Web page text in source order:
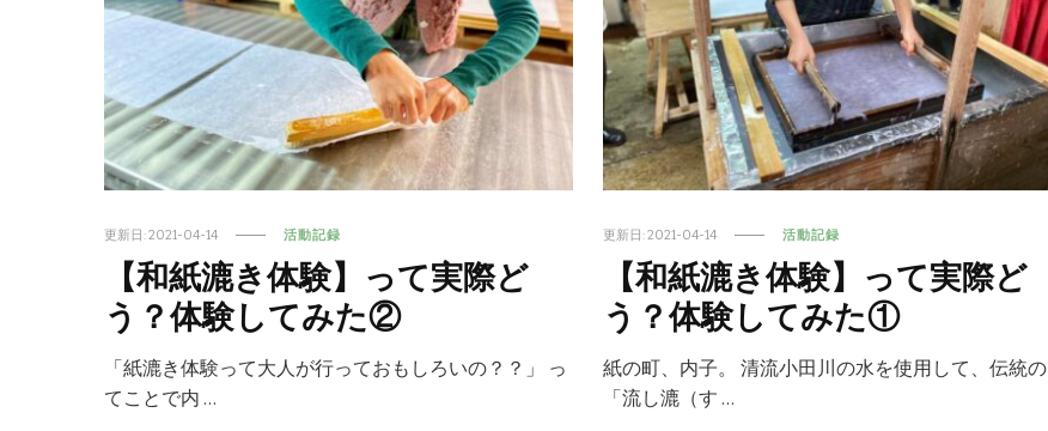
更新日:2021-04-14 活動記録
【和紙漉き体験】って実際ど
う？体験してみた②
「紙漉き体験って大人が行っておもしろいの？？」 っ
てことで内 …
更新日:2021-04-14 活動記録
【和紙漉き体験】って実際ど
う？体験してみた①
紙の町、内子。 清流小田川の水を使用して、伝統の
「流し漉（す …